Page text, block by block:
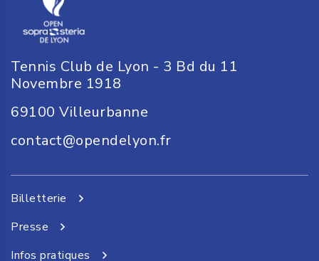
Tennis Club de Lyon - 3 Bd du 11
Novembre 1918
69100 Villeurbanne
contact@opendelyon.fr
Billetterie
Presse
Infos pratiques